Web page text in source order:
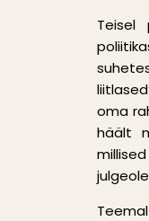
Teisel
oma
häält